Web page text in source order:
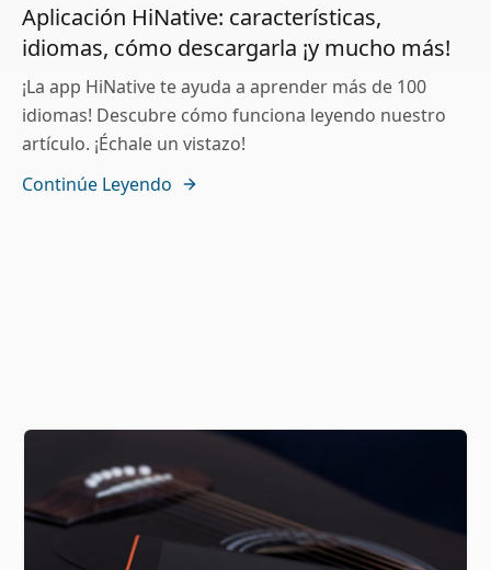
Aplicación HiNative: características,
idiomas, cómo descargarla ¡y mucho más!
¡La app HiNative te ayuda a aprender más de 100
idiomas! Descubre cómo funciona leyendo nuestro
artículo. ¡Échale un vistazo!
Continúe Leyendo